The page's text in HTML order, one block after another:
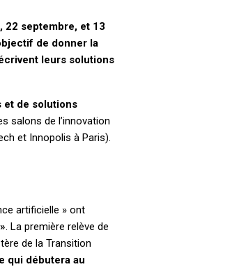
22 septembre, et 13
de donner la
leurs solutions
et de solutions
salons de l’innovation
et Innopolis à Paris).
artificielle » ont
. La première relève de
de la Transition
qui débutera au